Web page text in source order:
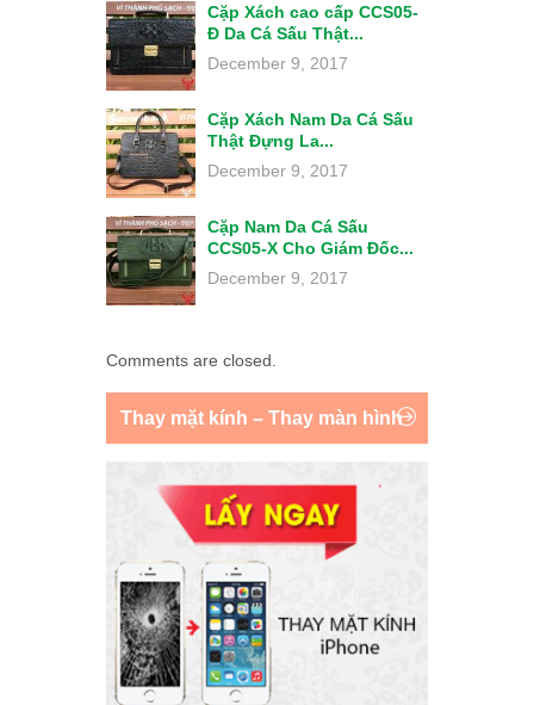
Cặp Xách cao cấp CCS05-
Đ Da Cá Sấu Thật...
December 9, 2017
Cặp Xách Nam Da Cá Sấu
Thật Đựng La...
December 9, 2017
Cặp Nam Da Cá Sấu
CCS05-X Cho Giám Đốc...
December 9, 2017
Comments are closed.
Thay mặt kính – Thay màn hình